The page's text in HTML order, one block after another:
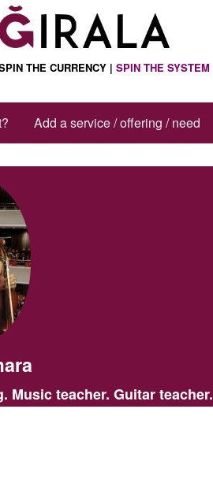
THE CURRENCY | SPIN THE SYSTEM
Add a service / offering / need
Music teacher. Guitar teacher.